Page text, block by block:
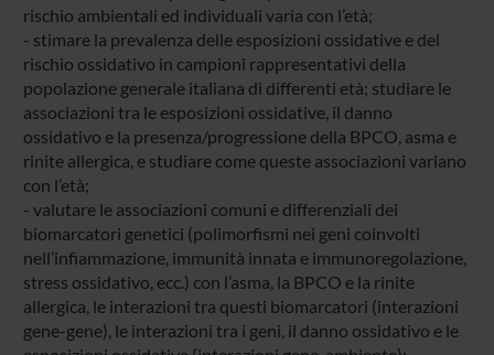
rischio ambientali ed individuali varia con l’età;
- stimare la prevalenza delle esposizioni ossidative e del
rischio ossidativo in campioni rappresentativi della
popolazione generale italiana di differenti età; studiare le
associazioni tra le esposizioni ossidative, il danno
ossidativo e la presenza/progressione della BPCO, asma e
rinite allergica, e studiare come queste associazioni variano
con l’età;
- valutare le associazioni comuni e differenziali dei
biomarcatori genetici (polimorfismi nei geni coinvolti
nell’infiammazione, immunità innata e immunoregolazione,
stress ossidativo, ecc.) con l’asma, la BPCO e la rinite
allergica, le interazioni tra questi biomarcatori (interazioni
gene-gene), le interazioni tra i geni, il danno ossidativo e le